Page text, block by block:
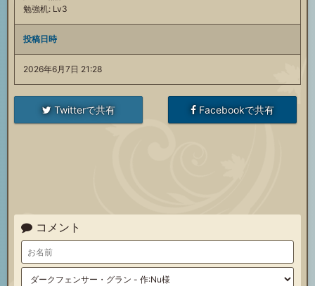
勉強机: Lv3
投稿日時
2026年6月7日 21:28
Twitterで共有 Facebookで共有
コメント